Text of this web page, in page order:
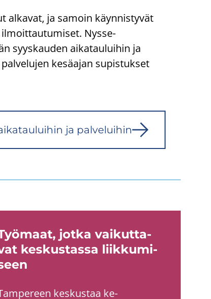
alkavat, ja samoin käynnistyvät
Nysse-​
syyskauden aikatauluihin ja
kesäajan supistukset
ja pal­ve­lui­hin
jotka vai­kut­ta­
kes­kus­tas­sa liik­ku­mi­
kes­kus­taa ke­